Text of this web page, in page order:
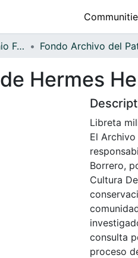
Archivo del Patrimonio Fotográfico y Fílmico del Valle del Cauca
Hermes
Libreta
El
Borrero,
Cultura
consulta
proceso